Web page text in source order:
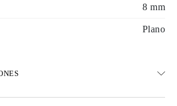
8 mm
Plano